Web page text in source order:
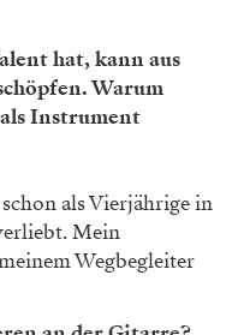
hat, kann aus
Warum
Instrument
als Vierjährige in
Mein
Wegbegleiter